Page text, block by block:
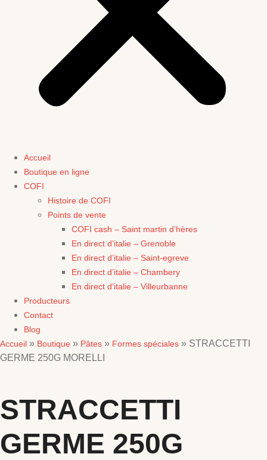
Accueil
Boutique en ligne
COFI
Histoire de COFI
Points de vente
COFI cash – Saint martin d’hères
En direct d’italie – Grenoble
En direct d’italie – Saint-egreve
En direct d’italie – Chambery
En direct d’italie – Villeurbanne
Producteurs
Contact
Blog
Accueil » Boutique » Pâtes » Formes spéciales » STRACCETTI
GERME 250G MORELLI
STRACCETTI
GERME 250G